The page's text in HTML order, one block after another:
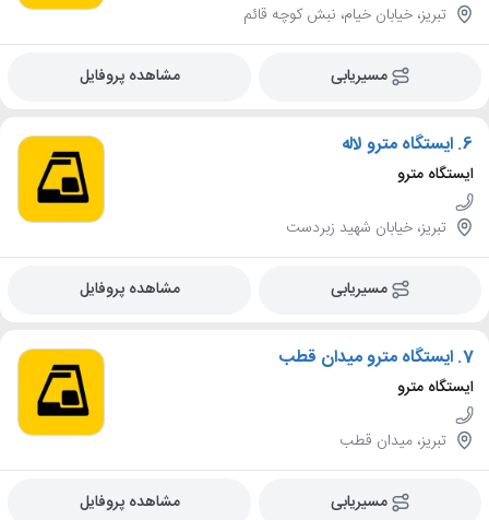
تبریز، خیابان خیام، نبش کوچه قائم
مسیریابی مشاهده پروفایل
6. ایستگاه مترو لاله
ایستگاه مترو
تبریز، خیابان شهید زبردست
مسیریابی مشاهده پروفایل
7. ایستگاه مترو میدان قطب
ایستگاه مترو
تبریز، میدان قطب
مسیریابی مشاهده پروفایل